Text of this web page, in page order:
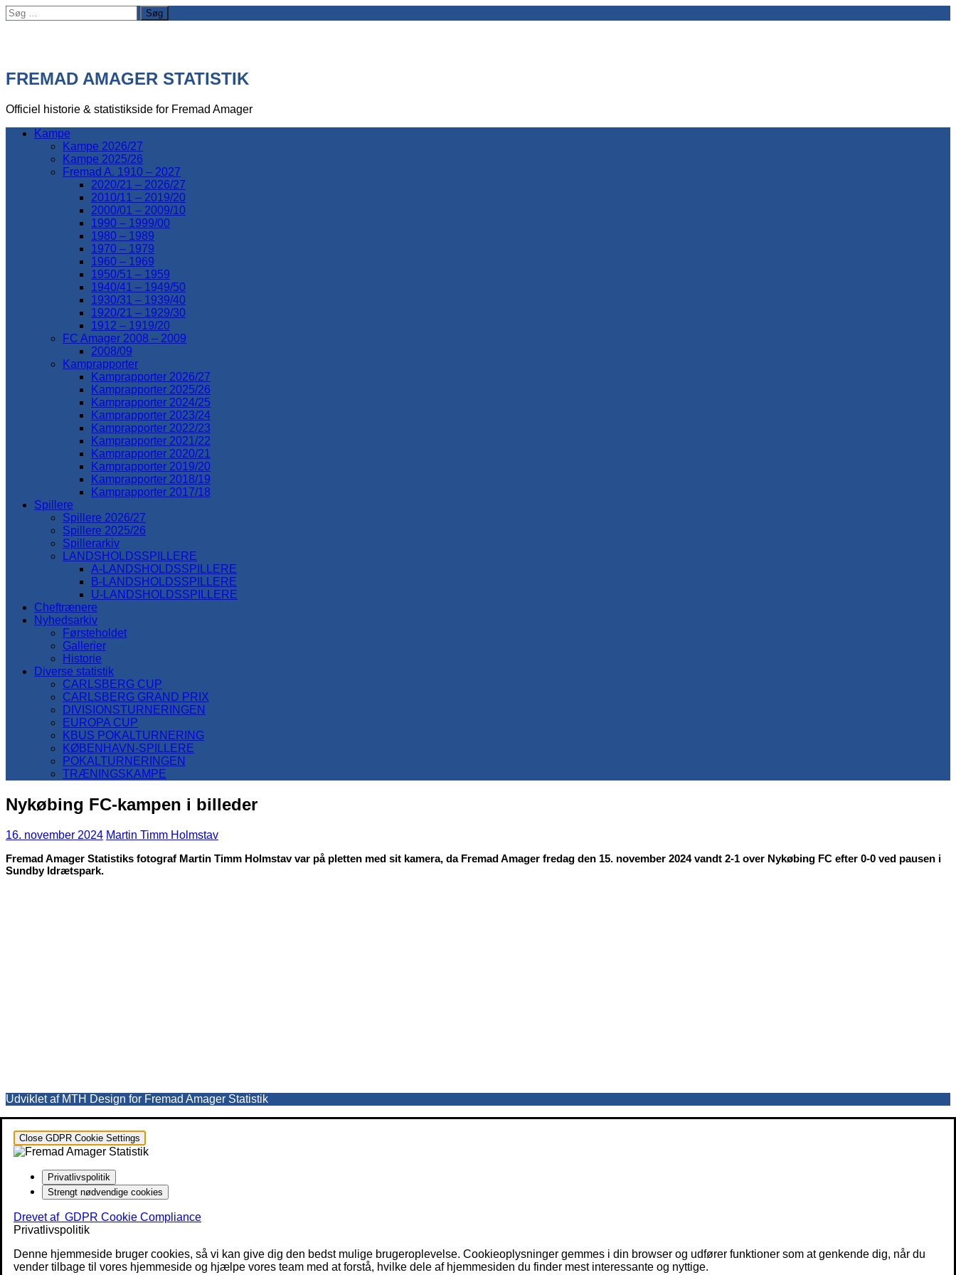
Søg
efter:
FREMAD AMAGER STATISTIK
Officiel historie & statistikside for Fremad Amager
Kampe
Kampe 2026/27
Kampe 2025/26
Fremad A. 1910 – 2027
2020/21 – 2026/27
2010/11 – 2019/20
2000/01 – 2009/10
1990 – 1999/00
1980 – 1989
1970 – 1979
1960 – 1969
1950/51 – 1959
1940/41 – 1949/50
1930/31 – 1939/40
1920/21 – 1929/30
1912 – 1919/20
FC Amager 2008 – 2009
2008/09
Kamprapporter
Kamprapporter 2026/27
Kamprapporter 2025/26
Kamprapporter 2024/25
Kamprapporter 2023/24
Kamprapporter 2022/23
Kamprapporter 2021/22
Kamprapporter 2020/21
Kamprapporter 2019/20
Kamprapporter 2018/19
Kamprapporter 2017/18
Spillere
Spillere 2026/27
Spillere 2025/26
Spillerarkiv
LANDSHOLDSSPILLERE
A-LANDSHOLDSSPILLERE
B-LANDSHOLDSSPILLERE
U-LANDSHOLDSSPILLERE
Cheftrænere
Nyhedsarkiv
Førsteholdet
Gallerier
Historie
Diverse statistik
CARLSBERG CUP
CARLSBERG GRAND PRIX
DIVISIONSTURNERINGEN
EUROPA CUP
KBUS POKALTURNERING
KØBENHAVN-SPILLERE
POKALTURNERINGEN
TRÆNINGSKAMPE
Nykøbing FC-kampen i billeder
16. november 2024 Martin Timm Holmstav
Fremad Amager Statistiks fotograf Martin Timm Holmstav var på pletten med sit kamera, da Fremad Amager fredag den 15. november 2024 vandt 2-1 over Nykøbing FC efter 0-0 ved pausen i
Sundby Idrætspark.
Udviklet af MTH Design for Fremad Amager Statistik
Close GDPR Cookie Settings
Privatlivspolitik
Strengt nødvendige cookies
Drevet af GDPR Cookie Compliance
Privatlivspolitik
Denne hjemmeside bruger cookies, så vi kan give dig den bedst mulige brugeroplevelse. Cookieoplysninger gemmes i din browser og udfører funktioner som at genkende dig, når du
vender tilbage til vores hjemmeside og hjælpe vores team med at forstå, hvilke dele af hjemmesiden du finder mest interessante og nyttige.